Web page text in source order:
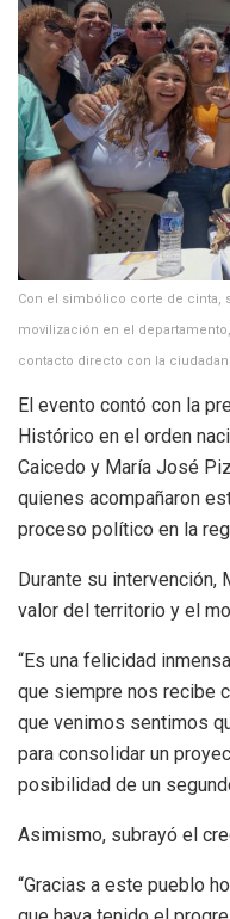
Con el simbólico corte de cinta,
movilización en el
contacto directo con la
El evento contó con la
Histórico en el orden
Caicedo y María José
quienes acompañaron
proceso político en la
Durante su
valor del territorio y el
“Es una felicidad
que siempre nos recibe
que venimos sentimos
para consolidar un
posibilidad de un
Asimismo, subrayó el
“Gracias a este pueblo